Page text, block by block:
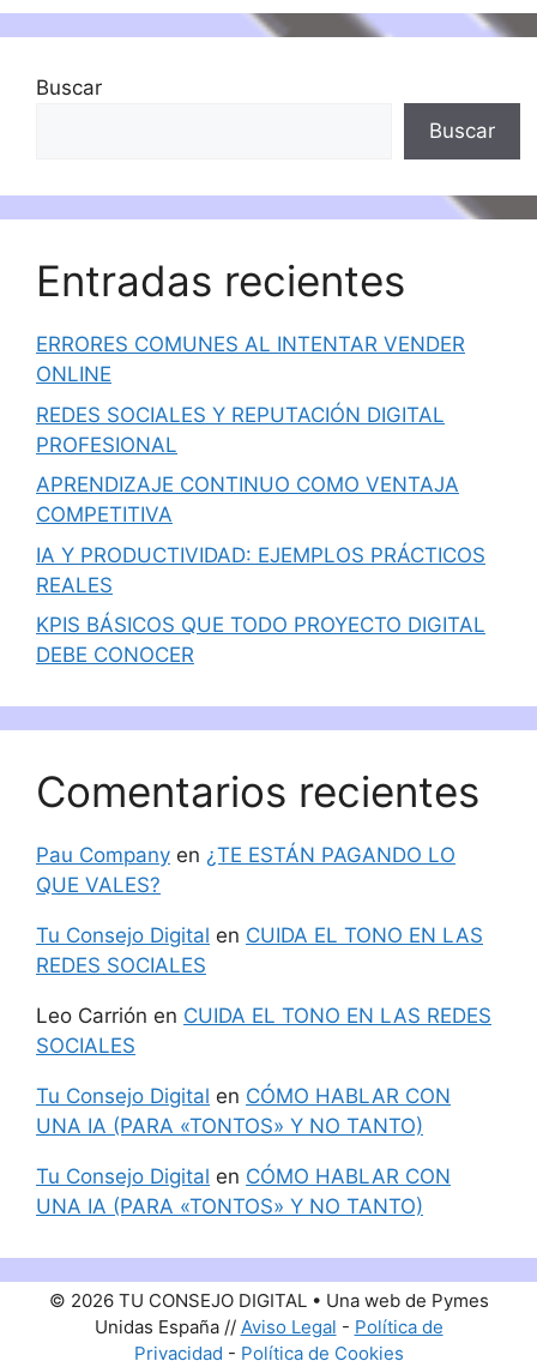
Buscar
Buscar
Entradas recientes
ERRORES COMUNES AL INTENTAR VENDER
ONLINE
REDES SOCIALES Y REPUTACIÓN DIGITAL
PROFESIONAL
APRENDIZAJE CONTINUO COMO VENTAJA
COMPETITIVA
IA Y PRODUCTIVIDAD: EJEMPLOS PRÁCTICOS
REALES
KPIS BÁSICOS QUE TODO PROYECTO DIGITAL
DEBE CONOCER
Comentarios recientes
Pau Company en ¿TE ESTÁN PAGANDO LO
QUE VALES?
Tu Consejo Digital en CUIDA EL TONO EN LAS
REDES SOCIALES
Leo Carrión en CUIDA EL TONO EN LAS REDES
SOCIALES
Tu Consejo Digital en CÓMO HABLAR CON
UNA IA (PARA «TONTOS» Y NO TANTO)
Tu Consejo Digital en CÓMO HABLAR CON
UNA IA (PARA «TONTOS» Y NO TANTO)
© 2026 TU CONSEJO DIGITAL • Una web de Pymes
Unidas España // Aviso Legal - Política de
Privacidad - Política de Cookies